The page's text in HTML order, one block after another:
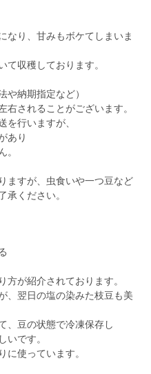
なり、甘みもボケてしまいま
て収穫しております。
納期指定など）
右されることがございます。
を行いますが、
あり
。
ますが、虫食いや一つ豆など
承ください。
方が紹介されております。
、翌日の塩の染みた枝豆も美
、豆の状態で冷凍保存し
いです。
に使っています。